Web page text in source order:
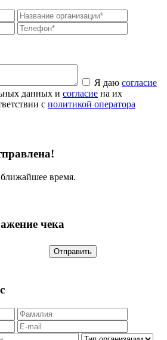
Я даю согласие
данных и согласие на их
с политикой оператора
время.
чека
Отправить